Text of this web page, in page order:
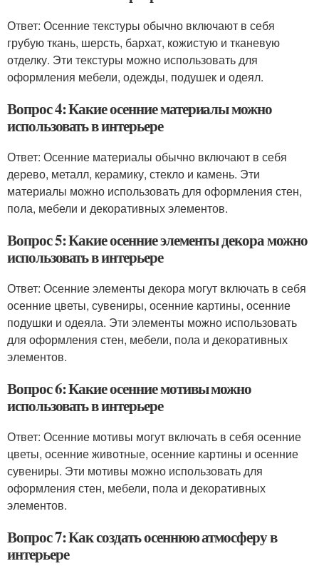
Ответ: Осенние текстуры обычно включают в себя
грубую ткань, шерсть, бархат, кожистую и тканевую
отделку. Эти текстуры можно использовать для
оформления мебели, одежды, подушек и одеял.
Вопрос 4: Какие осенние материалы можно
использовать в интерьере
Ответ: Осенние материалы обычно включают в себя
дерево, металл, керамику, стекло и камень. Эти
материалы можно использовать для оформления стен,
пола, мебели и декоративных элементов.
Вопрос 5: Какие осенние элементы декора можно
использовать в интерьере
Ответ: Осенние элементы декора могут включать в себя
осенние цветы, сувениры, осенние картины, осенние
подушки и одеяла. Эти элементы можно использовать
для оформления стен, мебели, пола и декоративных
элементов.
Вопрос 6: Какие осенние мотивы можно
использовать в интерьере
Ответ: Осенние мотивы могут включать в себя осенние
цветы, осенние животные, осенние картины и осенние
сувениры. Эти мотивы можно использовать для
оформления стен, мебели, пола и декоративных
элементов.
Вопрос 7: Как создать осеннюю атмосферу в
интерьере